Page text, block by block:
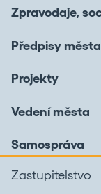
Zpravodaje,
Předpisy města
Projekty
Vedení města
Samospráva
Zastupitelstvo